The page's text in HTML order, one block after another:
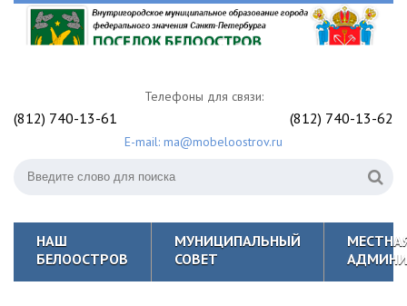
Телефоны для связи:
(812) 740-13-61 (812) 740-13-62
E-mail: ma@mobeloostrov.ru
НАШ
БЕЛООСТРОВ
МУНИЦИПАЛЬНЫЙ
СОВЕТ